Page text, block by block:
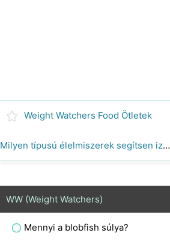
Weight Watchers Food Ötletek
Milyen típusú élelmiszerek segítsen izmok ?
WW (Weight Watchers)
Mennyi a blobfish súlya?